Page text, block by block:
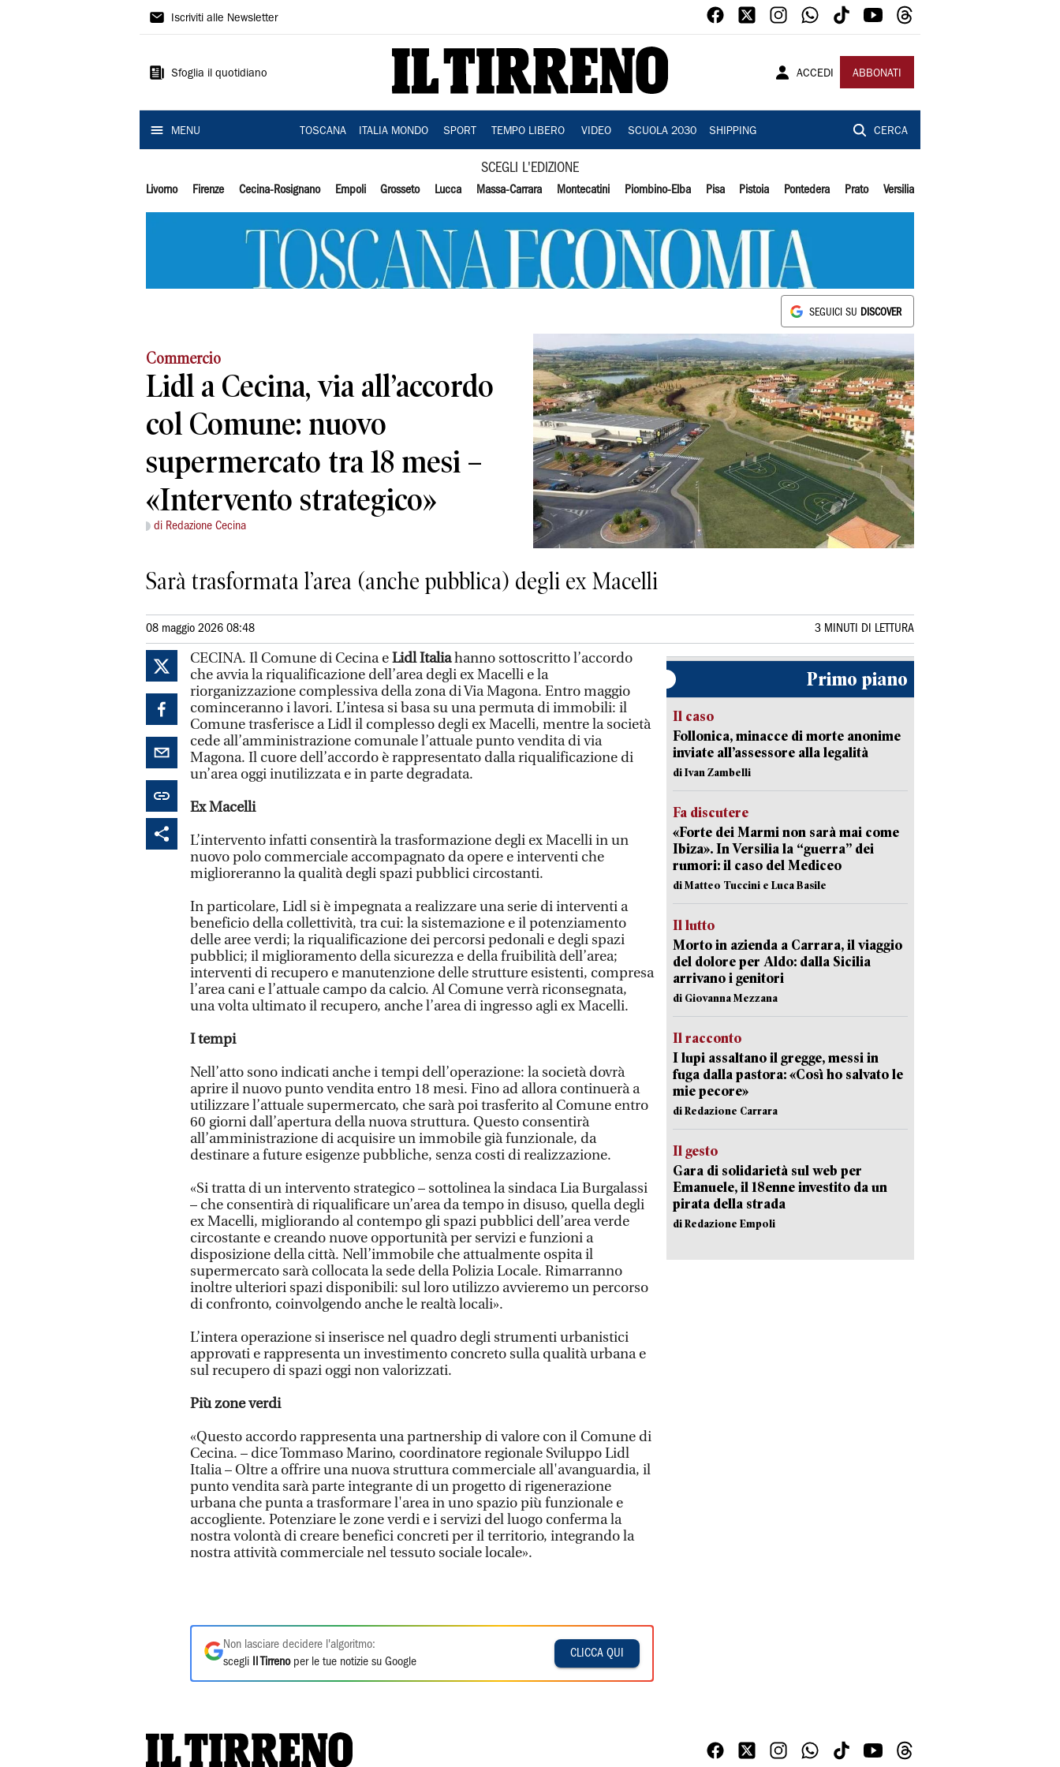
Il
Iscriviti alle Newsletter
Sfoglia il quotidiano ACCEDI ABBONATI
MENU TOSCANA ITALIA MONDO SPORT TEMPO LIBERO VIDEO SCUOLA 2030 SHIPPING CERCA
SCEGLI L'EDIZIONE
Livorno Firenze Cecina-Rosignano Empoli Grosseto Lucca Massa-Carrara Montecatini Piombino-Elba Pisa Pistoia Pontedera Prato Versilia
SEGUICI SU DISCOVER
Commercio
Lidl a Cecina, via all’accordo
col Comune: nuovo
supermercato tra 18 mesi –
«Intervento strategico»
di Redazione Cecina
Sarà trasformata l’area (anche pubblica) degli ex Macelli
08 maggio 2026 08:48 3 MINUTI DI LETTURA
CECINA. Il Comune di Cecina eLidl Italiahanno sottoscritto l’accordo
che avvia la riqualificazione dell’area degli ex Macelli e la
riorganizzazione complessiva della zona di Via Magona. Entro maggio
cominceranno i lavori. L’intesa si basa su una permuta di immobili: il
Comune trasferisce a Lidl il complesso degli ex Macelli, mentre la società
cede all’amministrazione comunale l’attuale punto vendita di via
Magona. Il cuore dell’accordo è rappresentato dalla riqualificazione di
un’area oggi inutilizzata e in parte degradata.
Ex Macelli
L’intervento infatti consentirà la trasformazione degli ex Macelli in un
nuovo polo commerciale accompagnato da opere e interventi che
miglioreranno la qualità degli spazi pubblici circostanti.
In particolare, Lidl si è impegnata a realizzare una serie di interventi a
beneficio della collettività, tra cui: la sistemazione e il potenziamento
delle aree verdi; la riqualificazione dei percorsi pedonali e degli spazi
pubblici; il miglioramento della sicurezza e della fruibilità dell’area;
interventi di recupero e manutenzione delle strutture esistenti, compresa
l’area cani e l’attuale campo da calcio. Al Comune verrà riconsegnata,
una volta ultimato il recupero, anche l’area di ingresso agli ex Macelli.
I tempi
Nell’atto sono indicati anche i tempi dell’operazione: la società dovrà
aprire il nuovo punto vendita entro 18 mesi. Fino ad allora continuerà a
utilizzare l’attuale supermercato, che sarà poi trasferito al Comune entro
60 giorni dall’apertura della nuova struttura. Questo consentirà
all’amministrazione di acquisire un immobile già funzionale, da
destinare a future esigenze pubbliche, senza costi di realizzazione.
«Si tratta di un intervento strategico – sottolinea la sindaca Lia Burgalassi
– che consentirà di riqualificare un’area da tempo in disuso, quella degli
ex Macelli, migliorando al contempo gli spazi pubblici dell’area verde
circostante e creando nuove opportunità per servizi e funzioni a
disposizione della città. Nell’immobile che attualmente ospita il
supermercato sarà collocata la sede della Polizia Locale. Rimarranno
inoltre ulteriori spazi disponibili: sul loro utilizzo avvieremo un percorso
di confronto, coinvolgendo anche le realtà locali».
L’intera operazione si inserisce nel quadro degli strumenti urbanistici
approvati e rappresenta un investimento concreto sulla qualità urbana e
sul recupero di spazi oggi non valorizzati.
Più zone verdi
«Questo accordo rappresenta una partnership di valore con il Comune di
Cecina. – dice Tommaso Marino, coordinatore regionale Sviluppo Lidl
Italia – Oltre a offrire una nuova struttura commerciale all'avanguardia, il
punto vendita sarà parte integrante di un progetto di rigenerazione
urbana che punta a trasformare l'area in uno spazio più funzionale e
accogliente. Potenziare le zone verdi e i servizi del luogo conferma la
nostra volontà di creare benefici concreti per il territorio, integrando la
nostra attività commerciale nel tessuto sociale locale».
Non lasciare decidere l'algoritmo:
scegli
Il Tirrenoper le tue notizie su Google
CLICCA QUI
Primo piano
Il caso
Follonica, minacce di morte anonime
inviate all’assessore alla legalità
di Ivan Zambelli
Fa discutere
«Forte dei Marmi non sarà mai come
Ibiza». In Versilia la “guerra” dei
rumori: il caso del Mediceo
di Matteo Tuccini e Luca Basile
Il lutto
Morto in azienda a Carrara, il viaggio
del dolore per Aldo: dalla Sicilia
arrivano i genitori
di Giovanna Mezzana
Il racconto
I lupi assaltano il gregge, messi in
fuga dalla pastora: «Così ho salvato le
mie pecore»
di Redazione Carrara
Il gesto
Gara di solidarietà sul web per
Emanuele, il 18enne investito da un
pirata della strada
di Redazione Empoli